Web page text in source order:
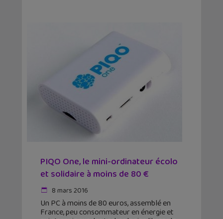
PIQO One, le mini-ordinateur écolo
et solidaire à moins de 80 €
8 mars 2016
Un PC à moins de 80 euros, assemblé en
France, peu consommateur en énergie et